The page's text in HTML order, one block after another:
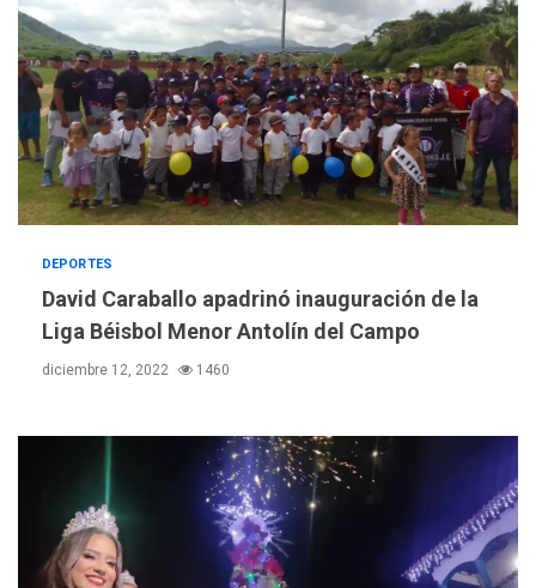
DEPORTES
David Caraballo apadrinó inauguración de la
Liga Béisbol Menor Antolín del Campo
diciembre 12, 2022 1460